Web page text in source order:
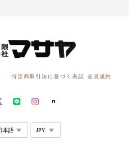
特定商取引法に基づく表記 会員規約